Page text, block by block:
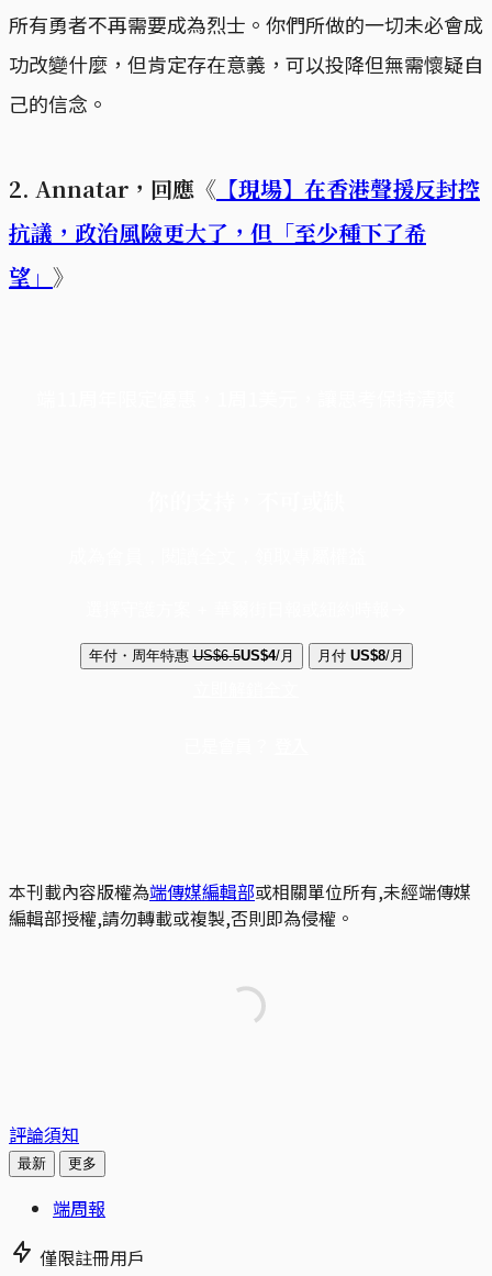
所有勇者不再需要成為烈士。你們所做的一切未必會成
功改變什麼，但肯定存在意義，可以投降但無需懷疑自
己的信念。
2. Annatar，回應《 【現場】在香港聲援反封控
抗議，政治風險更大了，但「至少種下了希
望」 》
年付・周年特惠 US$6.5US$4/月 月付 US$8/月
本刊載內容版權為端傳媒編輯部或相關單位所有,未經端傳媒
編輯部授權,請勿轉載或複製,否則即為侵權。
評論須知
最新 更多
端周報
僅限註冊用戶